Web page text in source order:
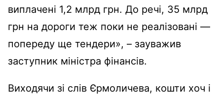
виплачені 1,2 млрд грн. До речі, 35 млрд
грн на дороги теж поки не реалізовані —
попереду ще тендери», – зауважив
заступник міністра фінансів.
Виходячи зі слів Єрмоличева, кошти хоч і